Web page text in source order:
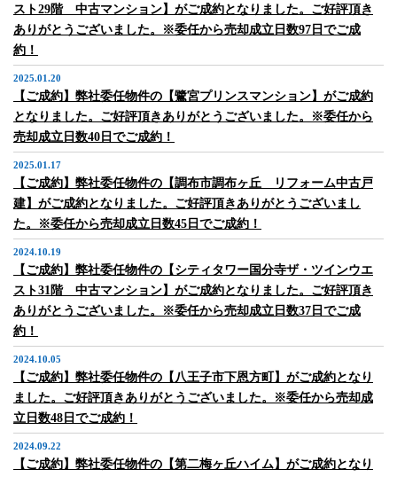
スト29階 中古マンション】がご成約となりました。ご好評頂き
ありがとうございました。※委任から売却成立日数97日でご成
約！
2025.01.20
【ご成約】弊社委任物件の【鷺宮プリンスマンション】がご成約
となりました。ご好評頂きありがとうございました。※委任から
売却成立日数40日でご成約！
2025.01.17
【ご成約】弊社委任物件の【調布市調布ヶ丘 リフォーム中古戸
建】がご成約となりました。ご好評頂きありがとうございまし
た。※委任から売却成立日数45日でご成約！
2024.10.19
【ご成約】弊社委任物件の【シティタワー国分寺ザ・ツインウエ
スト31階 中古マンション】がご成約となりました。ご好評頂き
ありがとうございました。※委任から売却成立日数37日でご成
約！
2024.10.05
【ご成約】弊社委任物件の【八王子市下恩方町】がご成約となり
ました。ご好評頂きありがとうございました。※委任から売却成
立日数48日でご成約！
2024.09.22
【ご成約】弊社委任物件の【第二梅ヶ丘ハイム】がご成約となり